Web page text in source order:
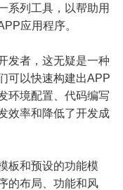
系列工具，以帮助用
应用程序。
发者，这无疑是一种
可以快速构建出APP
环境配置、代码编写
效率和降低了开发成
板和预设的功能模
的布局、功能和风